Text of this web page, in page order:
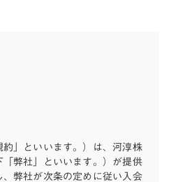
約」といいます。）は、河淳株
弊社」といいます。）が提供
弊社が次条の定めに従い入会